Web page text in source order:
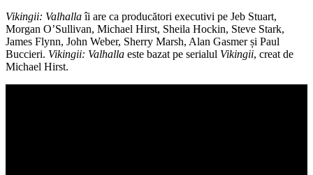
Vikingii: Valhallaîi are ca producători executivi pe Jeb Stuart,
Morgan O’Sullivan, Michael Hirst, Sheila Hockin, Steve Stark,
James Flynn, John Weber, Sherry Marsh, Alan Gasmer și Paul
Buccieri. Vikingii: Valhalla este bazat pe serialul Vikingii, creat de
Michael Hirst.